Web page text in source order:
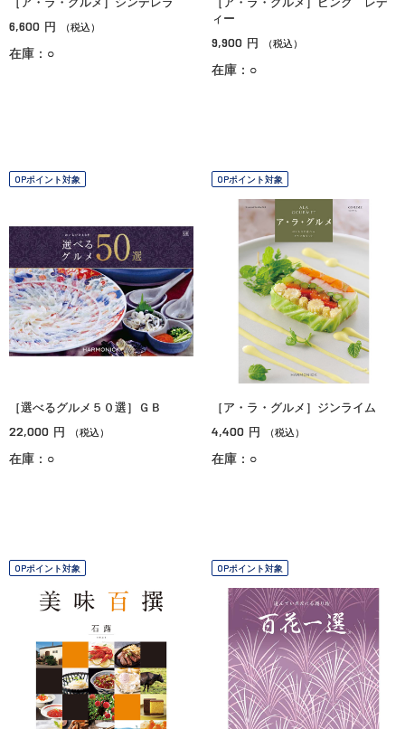
6,600 円 （税込）
在庫：○
ィー
9,900 円 （税込）
在庫：○
OPポイント対象
［選べるグルメ５０選］ＧＢ
22,000 円 （税込）
在庫：○
OPポイント対象
［ア・ラ・グルメ］ジンライム
4,400 円 （税込）
在庫：○
OPポイント対象 OPポイント対象